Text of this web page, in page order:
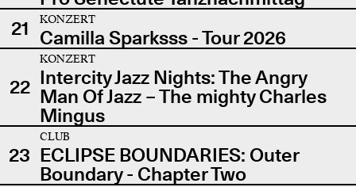
21
KONZERT
Camilla Sparksss - Tour 2026
22
KONZERT
Intercity Jazz Nights: The Angry
Man Of Jazz – The mighty Charles
Mingus
23
CLUB
ECLIPSE BOUNDARIES: Outer
Boundary - Chapter Two